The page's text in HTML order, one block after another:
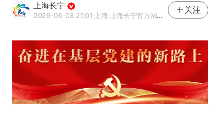
上海长宁
2026-06-08 21:01·上海·上海长宁官方网易号
关注